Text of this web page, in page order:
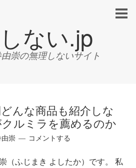
ない.jp
崇の無理しないサイト
んな商品も紹介しな
ルミラを薦めるのか
崇 コメントする
ふじまき よしたか）です。 私